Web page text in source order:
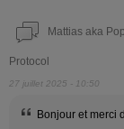
Mattias aka Pop
Protocol
27 juillet 2025 - 10:50
Bonjour et merci